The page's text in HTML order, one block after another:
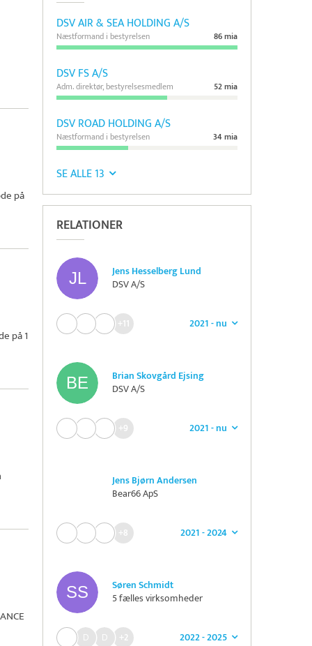
DSV AIR & SEA HOLDING A/S
86 mia
Næstformand i bestyrelsen
DSV FS A/S
52 mia
Adm. direktør, bestyrelsesmedlem
DSV ROAD HOLDING A/S
34 mia
Næstformand i bestyrelsen
SE ALLE 13
RELATIONER
Jens Hesselberg Lund
DSV A/S
2021 - nu
+11
Brian Skovgård Ejsing
DSV A/S
2021 - nu
+9
Jens Bjørn Andersen
Bear66 ApS
2021 - 2024
+8
Søren Schmidt
5 fælles virksomheder
2022 - 2025
+2
på
på 1